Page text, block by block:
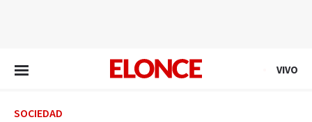
VIVO
SOCIEDAD